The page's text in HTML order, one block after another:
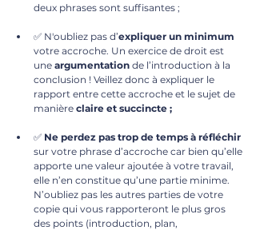
deux phrases sont suffisantes ;
✅ N'oubliez pas d’expliquer un minimum
votre accroche. Un exercice de droit est
une argumentation de l’introduction à la
conclusion ! Veillez donc à expliquer le
rapport entre cette accroche et le sujet de
manière claire et succincte ;
✅ Ne perdez pas trop de temps à réfléchir
sur votre phrase d’accroche car bien qu’elle
apporte une valeur ajoutée à votre travail,
elle n’en constitue qu’une partie minime.
N’oubliez pas les autres parties de votre
copie qui vous rapporteront le plus gros
des points (introduction, plan,